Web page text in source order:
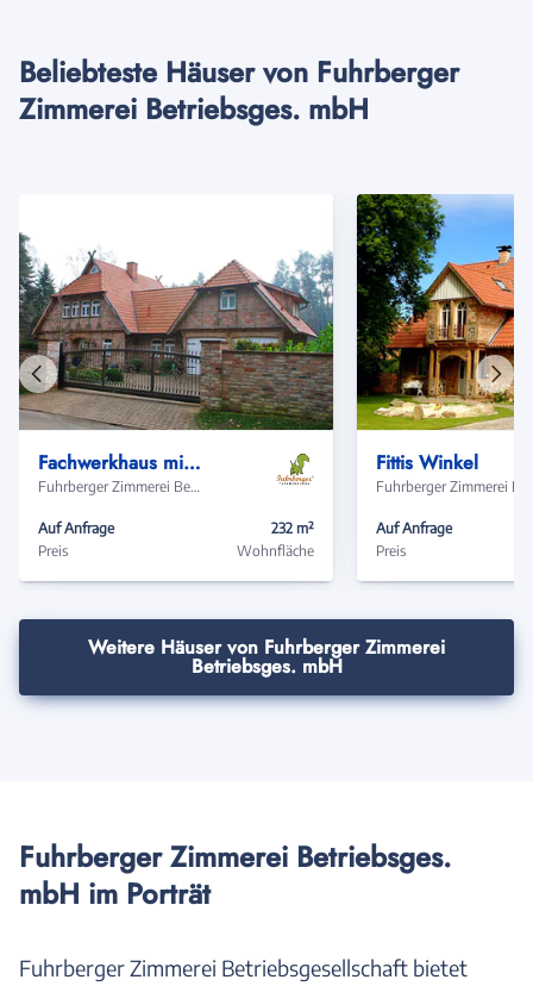
Beliebteste Häuser von Fuhrberger
Zimmerei Betriebsges. mbH
Fachwerkhaus mit Zwischenbau & Nebengebäude
Fuhrberger Zimmerei Betriebsges. mbH
Auf Anfrage
Preis
232 m²
Wohnfläche
Fittis Winkel
Auf Anfrage
Preis
Vorheriges
Haus
Haus
Weitere Häuser von Fuhrberger Zimmerei
Betriebsges. mbH
Fuhrberger Zimmerei Betriebsges.
mbH im Porträt
Fuhrberger Zimmerei Betriebsgesellschaft bietet